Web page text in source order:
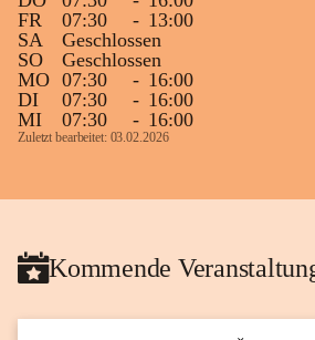
FR
07:30 - 13:00
SA
Geschlossen
SO
Geschlossen
MO 07:30 - 16:00
DI
07:30 - 16:00
MI
07:30 - 16:00
Zuletzt bearbeitet: 03.02.2026
Kommende